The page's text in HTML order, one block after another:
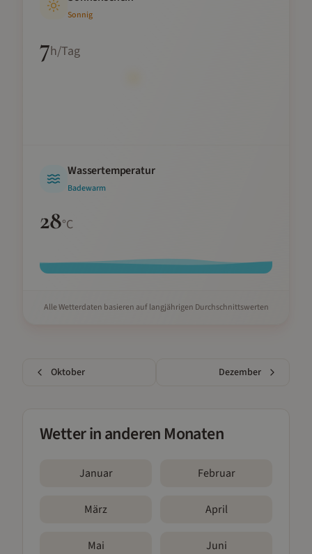
Sonnig
7h/Tag
Wassertemperatur
Badewarm
28°C
Alle Wetterdaten basieren auf langjährigen Durchschnittswerten
Oktober Dezember
Wetter in anderen Monaten
Januar Februar
März April
Mai Juni